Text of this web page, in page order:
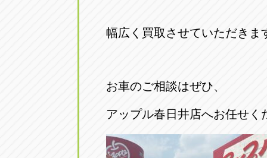
幅広く買取させていただきま
お車のご相談はぜひ、
アップル春日井店へお任せく